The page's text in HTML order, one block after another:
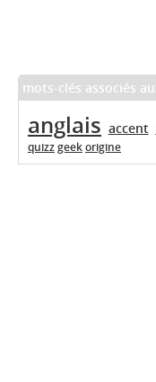
mots-clés associés
anglais accent
quizzgeekorigine